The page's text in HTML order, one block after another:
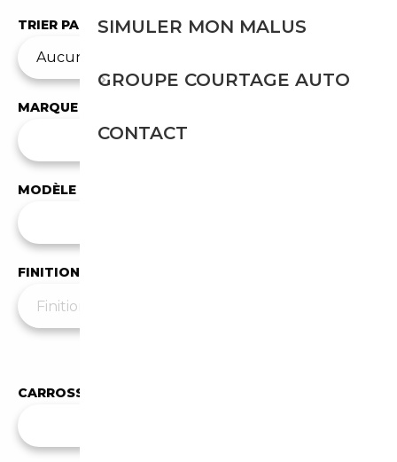
TRIER PAR
MARQUE
Audi
MODÈLE
FINITION
CARROSSERIE
SIMULER MON MALUS
GROUPE COURTAGE AUTO
CONTACT